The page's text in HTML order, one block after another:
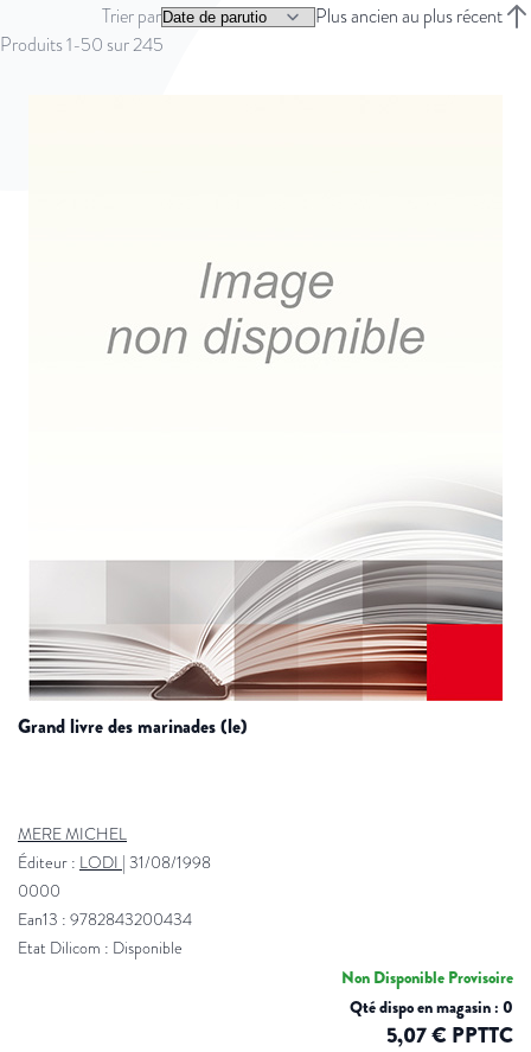
Produits1-50 sur245
Trier par
Plus ancien au plus récent
grand livre des marinades (le)
MERE MICHEL
Éditeur : LODI | 31/08/1998
0000
Ean13 : 9782843200434
Etat Dilicom : Disponible
Non Disponible Provisoire
Qté dispo en magasin : 0
5,07 € PPTTC